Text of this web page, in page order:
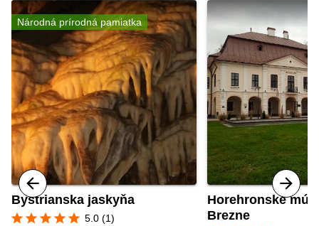
Národná prírodná pamiatka
Bystrianska jaskyňa
star star star star star 5.0 (1)
Horehronské
Brezne